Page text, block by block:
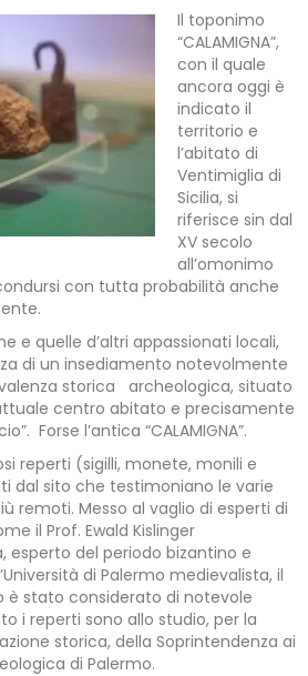
Il toponimo
“CALAMIGNA”,
con il quale
ancora oggi è
indicato il
territorio e
l’abitato di
Ventimiglia di
Sicilia, si
riferisce sin dal
XV secolo
all’omonimo
con tutta probabilità anche
e quelle d’altri appassionati locali,
di un insediamento notevolmente
storica archeologica, situato
centro abitato e precisamente
Forse l’antica “CALAMIGNA”.
reperti (sigilli, monete, monili e
dal sito che testimoniano le varie
remoti. Messo al vaglio di esperti di
il Prof. Ewald Kislinger
esperto del periodo bizantino e
di Palermo medievalista, il
è stato considerato di notevole
i reperti sono allo studio, per la
storica, della Soprintendenza ai
di Palermo.